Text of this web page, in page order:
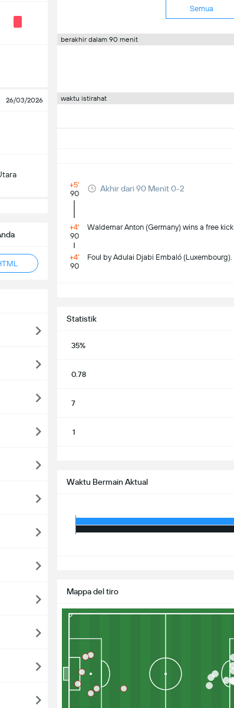
26/03/2026
Semua
berakhir dalam 90 menit
waktu istirahat
+5'
90
Akhir dari 90 Menit 0-2
+4'
90
Waldemar Anton (Germany) wins a free
+4'
90
Foul by Adulai Djabi Embaló (Luxembourg).
Statistik
35%
0.78
7
1
Waktu Bermain Aktual
Mappa del tiro